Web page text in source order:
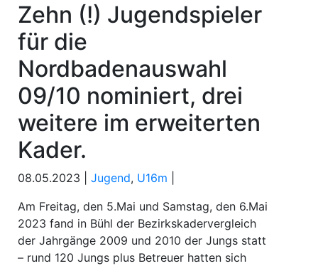
Zehn (!) Jugendspieler
für die
Nordbadenauswahl
09/10 nominiert, drei
weitere im erweiterten
Kader.
08.05.2023 | Jugend, U16m
Am Freitag, den 5.Mai und Samstag, den 6.Mai
2023 fand in Bühl der Bezirkskadervergleich
der Jahrgänge 2009 und 2010 der Jungs statt
– rund 120 Jungs plus Betreuer hatten sich